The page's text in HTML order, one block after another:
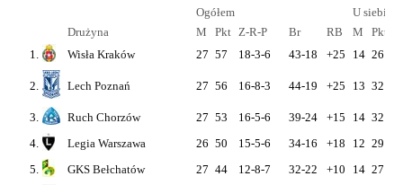
Ogółem
U siebie
Drużyna
M Pkt Z-R-P Br RB M Pkt
1.
Wisła Kraków 27 57 18-3-6 43-18 +25 14 26
2. Lech Poznań 27 56 16-8-3 44-19 +25 13 32
3. Ruch Chorzów 27 53 16-5-6 39-24 +15 14 32
4.
Legia Warszawa 26 50 15-5-6 34-16 +18 12 29
5.
GKS Bełchatów 27 44 12-8-7 32-22 +10 14 27